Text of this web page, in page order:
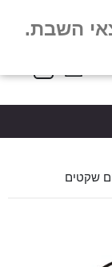
סל קניות
השבת.